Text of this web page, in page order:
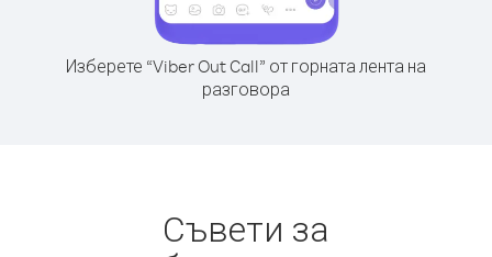
Изберете “Viber Out Call” от горната лента на
разговора
Съвети за